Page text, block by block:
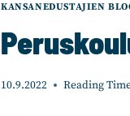
KANSANEDUSTAJIEN
10.9.2022 Reading